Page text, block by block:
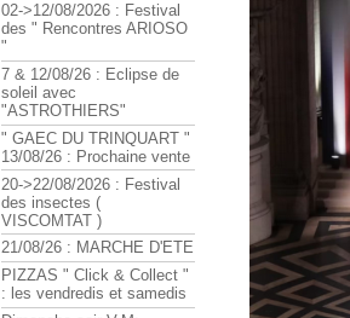
02->12/08/2026 : Festival
des " Rencontres ARIOSO
"
7 & 12/08/26 : Eclipse de
soleil avec
"ASTROTHIERS"
" GAEC DU TRINQUART "
13/08/26 : Prochaine vente
20->22/08/2026 : Festival
des insectes (
VISCOMTAT )
21/08/26 : MARCHE D'ETE
PIZZAS " Click & Collect "
: les vendredis et samedis